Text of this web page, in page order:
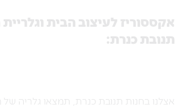
אקססוריז לעיצוב הבית
תנובת כנרת:
אצלנו בחנות תנובת כנרת, תמצאו גלריה של